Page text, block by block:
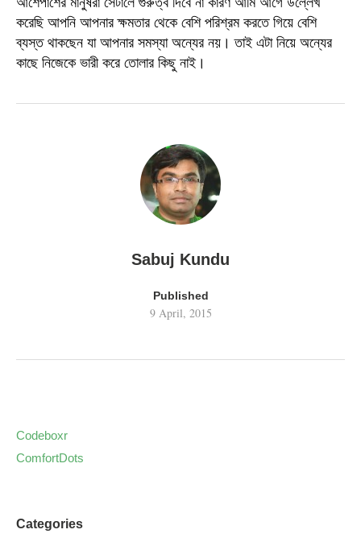
করেছি আপনি আপনার ক্ষমতার থেকে বেশি পরিশ্রম করতে গিয়ে বেশি
ব্যস্ত থাকছেন যা আপনার সমস্যা অন্যের নয়। তাই এটা নিয়ে অন্যের
কাছে নিজেকে ভারী করে তোলার কিছু নাই।
Sabuj Kundu
Published
9 April, 2015
Codeboxr
ComfortDots
Categories